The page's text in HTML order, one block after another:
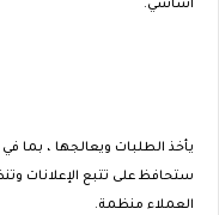
أساسي.
يأخذ الطلبات ويعالجها ، بما
ستحافظ على تتبع الإعلانات
العملاء منظمة.